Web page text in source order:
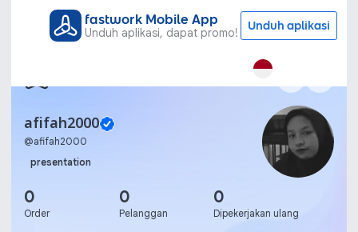
fastwork Mobile App
Unduh aplikasi, dapat promo! Unduh aplikasi
afifah2000
@afifah2000
presentation
0
Order
0
Pelanggan
0
Dipekerjakan ulang